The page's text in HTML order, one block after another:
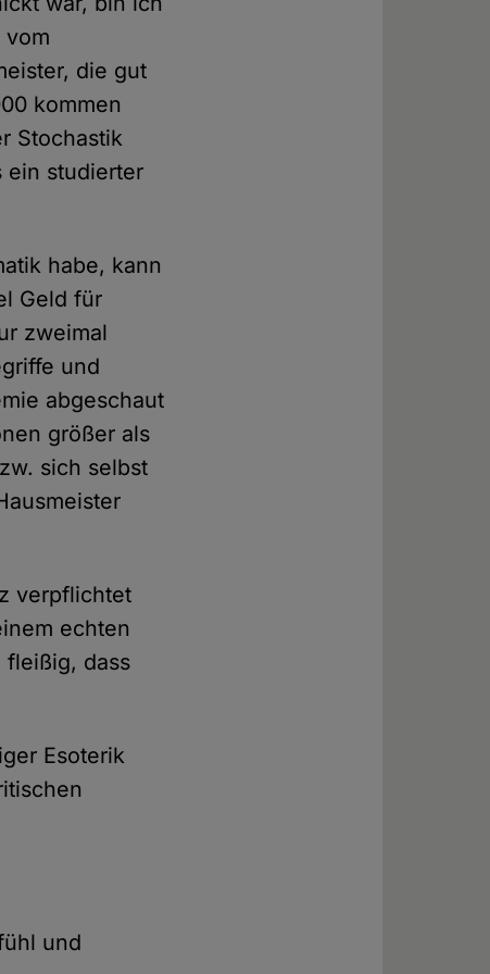
die gut
kommen
Stochastik
ein studierter
habe, kann
Geld für
zweimal
und
abgeschaut
größer als
sich selbst
verpflichtet
echten
dass
Esoterik
und